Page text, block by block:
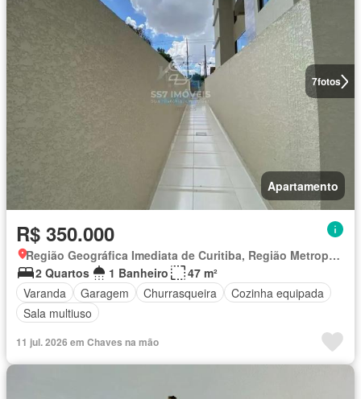
7fotos
Apartamento
R$ 350.000
Região Geográfica Imediata de Curitiba, Região Metropolitana de Curitiba
2 Quartos
1 Banheiro
47 m²
Varanda
Garagem Churrasqueira
Cozinha equipada
Sala multiuso
11 jul. 2026 em Chaves na mão